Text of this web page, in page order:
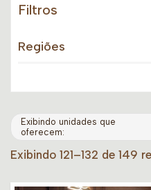
Filtros
Regiões
Exibindo unidades que
oferecem:
Exibindo 121–132 de 149